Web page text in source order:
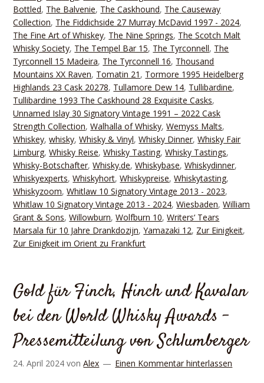
Bottled, The Balvenie, The Caskhound, The Causeway
Collection, The Fiddichside 27 Murray McDavid 1997 - 2024,
The Fine Art of Whiskey, The Nine Springs, The Scotch Malt
Whisky Society, The Tempel Bar 15, The Tyrconnell, The
Tyrconnell 15 Madeira, The Tyrconnell 16, Thousand
Mountains XX Raven, Tomatin 21 , Tormore 1995 Heidelberg
Highlands 23 Cask 20278, Tullamore Dew 14, Tullibardine,
Tullibardine 1993 The Caskhound 28 Exquisite Casks,
Unnamed Islay 30 Signatory Vintage 1991 – 2022 Cask
Strength Collection,Walhalla of Whisky,Wemyss Malts,
Whiskey,whisky,Whisky & Vinyl,Whisky Dinner,Whisky Fair
Limburg,Whisky Reise,Whisky Tasting,Whisky Tastings,
Whisky-Botschafter,Whisky.de,Whiskybase,Whiskydinner,
Whiskyexperts,Whiskyhort,Whiskypreise,Whiskytasting,
Whiskyzoom,Whitlaw 10 Signatory Vintage 2013 - 2023,
Whitlaw 10 Signatory Vintage 2013 - 2024,Wiesbaden,William
Grant & Sons,Willowburn,Wolfburn 10,Writers‘ Tears
Marsala für 10 Jahre Drankdozijn,Yamazaki 12, Zur Einigkeit,
Zur Einigkeit im Orient zu Frankfurt
Gold für Finch, Hinch und Kavalan
bei den World Whisky Awards –
Pressemitteilung von Schlumberger
24. April 2024 vonAlex Einen Kommentar hinterlassen